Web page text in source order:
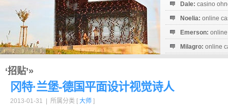
Dale: casino
Noelia: online
Emerson:
Milagro: online
‘招贴’»
冈特·兰堡-德国平面设计视觉诗人
2013-01-31 | 所属分类 [ 大师 ]